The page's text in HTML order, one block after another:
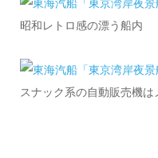
昭和レトロ感の漂う船内
スナック系の自動販売機